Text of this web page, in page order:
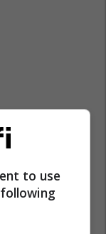
to use